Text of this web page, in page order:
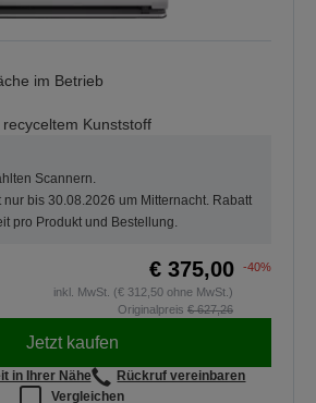
im Betrieb
Kunststoff
Scannern.
nur bis 30.08.2026 um Mitternacht. Rabatt
pro Produkt und Bestellung.
€ 375,00
-40%
inkl. MwSt. (€ 312,50 ohne MwSt.)
Originalpreis € 627,26
Jetzt kaufen
in Ihrer Nähe
Rückruf vereinbaren
Vergleichen